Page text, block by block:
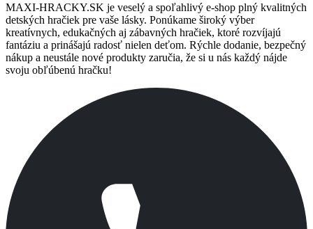
MAXI-HRACKY.SK je veselý a spoľahlivý e-shop plný kvalitných
detských hračiek pre vaše lásky. Ponúkame široký výber
kreatívnych, edukačných aj zábavných hračiek, ktoré rozvíjajú
fantáziu a prinášajú radosť nielen deťom. Rýchle dodanie, bezpečný
nákup a neustále nové produkty zaručia, že si u nás každý nájde
svoju obľúbenú hračku!